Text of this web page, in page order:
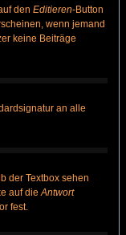
den Editieren-Button
wenn jemand
keine Beiträge
an alle
der Textbox sehen
auf dieAntwort
fest.